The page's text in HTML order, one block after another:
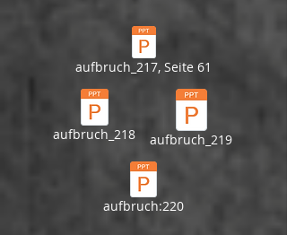
aufbruch_217, Seite 61
aufbruch_218 aufbruch_219
aufbruch:220